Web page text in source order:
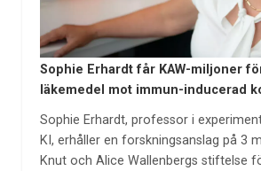
Sophie Erhardt får KAW-miljoner
läkemedel mot immun-inducerad
Sophie Erhardt, professor i
KI, erhåller en forskningsanslag på 3
Knut och Alice Wallenbergs stiftelse